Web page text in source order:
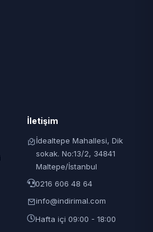
İletişim
İdealtepe Mahallesi, Dik
sokak. No:13/2, 34841
Maltepe/İstanbul
0216 606 48 64
info@indirimal.com
Hafta içi 09:00 - 18:00